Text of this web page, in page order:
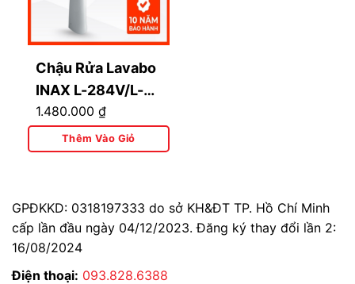
Chậu Rửa Lavabo
INAX L-284V/L-
284VD Kèm Chân
Dài Treo Tường
1.480.000 ₫
Thêm Vào Giỏ
GPĐKKD: 0318197333 do sở KH&ĐT TP. Hồ Chí Minh
cấp lần đầu ngày 04/12/2023. Đăng ký thay đổi lần 2:
16/08/2024
Điện thoại: 093.828.6388